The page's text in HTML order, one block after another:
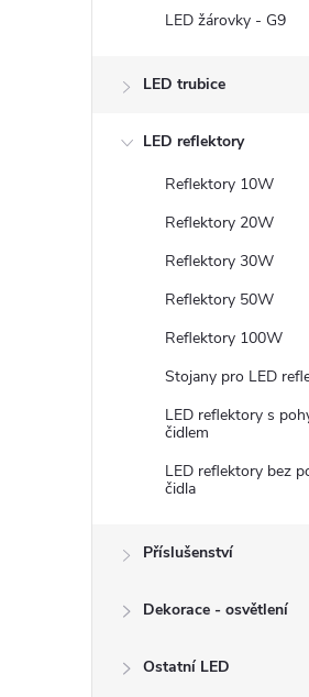
LED žárovky - G9
LED trubice
LED reflektory
Reflektory 10W
Reflektory 20W
Reflektory 30W
Reflektory 50W
Reflektory 100W
Stojany pro LED
LED reflektory s
čidlem
LED reflektory bez
čidla
Příslušenství
Dekorace - osvětlení
Ostatní LED
DO KOŠÍKU
Filament -
149 Kč